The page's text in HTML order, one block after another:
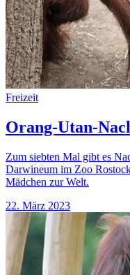
Freizeit
Orang-Utan-
Zum siebten Mal gibt es
Darwineum im Zoo
Mädchen zur Welt.
22. März 2023